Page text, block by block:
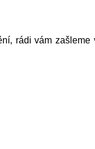
rádi vám zašleme